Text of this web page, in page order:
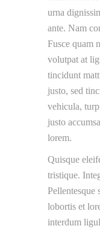
urna
ante. Nam
Fusce quam
volutpat at
tincidunt
justo, sed
vehicula,
justo
lorem.
Quisque
tristique.
Pellentesque
lobortis et
interdum